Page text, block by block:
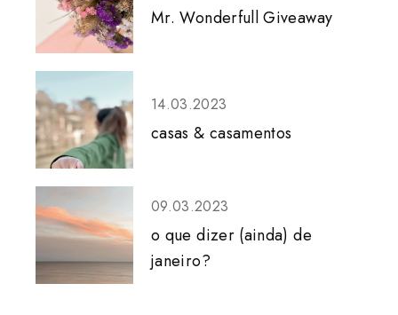
Mr. Wonderfull Giveaway
14.03.2023
casas & casamentos
09.03.2023
o que dizer (ainda) de
janeiro?